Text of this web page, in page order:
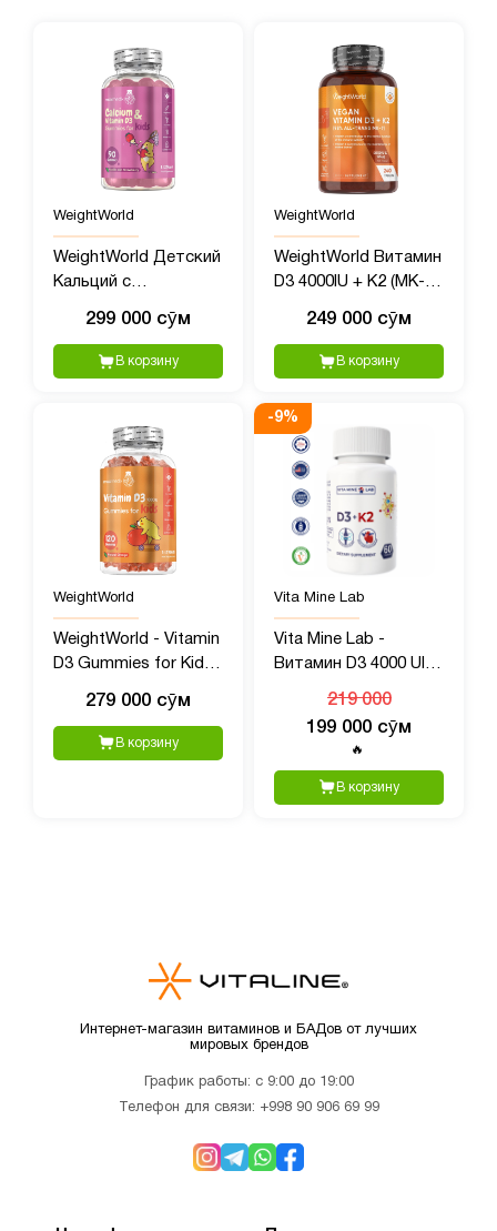
WeightWorld
WeightWorld Детский
Кальций с
жевательных мишек
299 000 сӯм
В корзину
WeightWorld
WeightWorld Витамин
D3 4000IU + K2 (MK-7)
249 000 сӯм
В корзину
WeightWorld
WeightWorld - Vitamin
D3 Gummies for Kids,
279 000 сӯм
В корзину
-9%
Vita Mine Lab
Vita Mine Lab -
Витамин D3 4000 UI +
K2 100 mcg, 60 капсул
219 000
199 000 сӯм
🔥
В корзину
Интернет-магазин витаминов и БАДов от лучших
мировых брендов
График работы: с 9:00 до 19:00
Телефон для связи: +998 90 906 69 99